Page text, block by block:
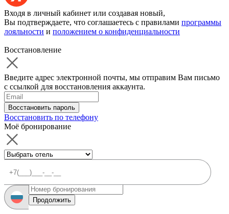
Входя в личный кабинет или создавая новый,
Вы подтверждаете, что соглашаетесь с правилами программы
лояльности и положением о конфиденциальности
Восстановление
Введите адрес электронной почты, мы отправим Вам письмо
с ссылкой для восстановления аккаунта.
Восстановить пароль
Восстановить по телефону
Моё бронирование
Продолжить